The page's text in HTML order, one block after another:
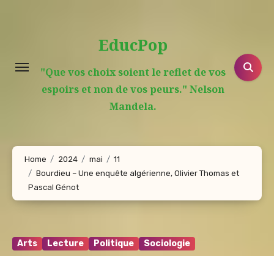
EducPop
"Que vos choix soient le reflet de vos
espoirs et non de vos peurs." Nelson
Mandela.
Home 2024 mai
11
Bourdieu – Une enquête algérienne, Olivier Thomas et
Pascal Génot
Arts Lecture Politique Sociologie